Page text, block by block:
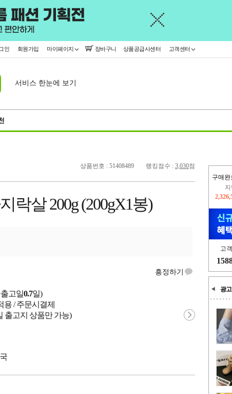
인 회원가입 마이페이지 장바구니 상품공급사센터 고객센터
서비스 한눈에 보기
구매완
고
광고
상품번호 : 51408489 랭킹점수 : 3,030점
락살 200g (200gX1봉)
흥정하기
고일0.7일)
용 / 주문시결제
출고지 상품만 가능)